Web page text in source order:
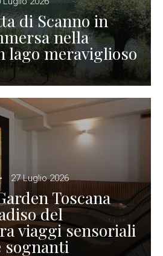
di Scanno in
nella
lago meraviglioso
27 Luglio 2026
Toscana
del
viaggi sensoriali
sognanti